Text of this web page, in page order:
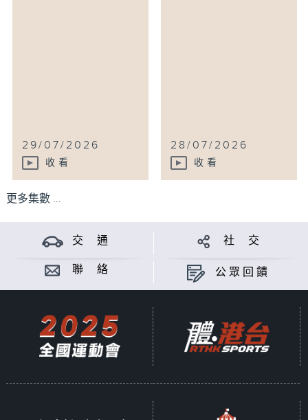
29/07/2026
收看
28/07/2026
收看
更多集數 ...
交 通 社 交
聯 絡 公眾回饋